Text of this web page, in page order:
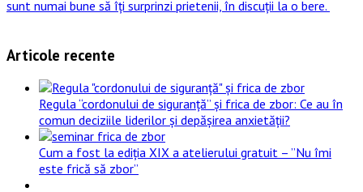
Articole recente
Regula “cordonului de siguranță” și frica de zbor: Ce au în
comun deciziile liderilor și depășirea anxietății?
Cum a fost la ediția XIX a atelierului gratuit – ”Nu îmi
este frică să zbor”